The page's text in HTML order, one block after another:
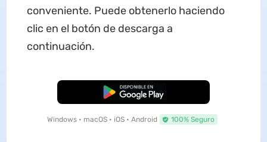
conveniente. Puede obtenerlo haciendo
clic en el botón de descarga a
continuación.
Descarga Gratuita
Windows • macOS • iOS • Android 100% Seguro